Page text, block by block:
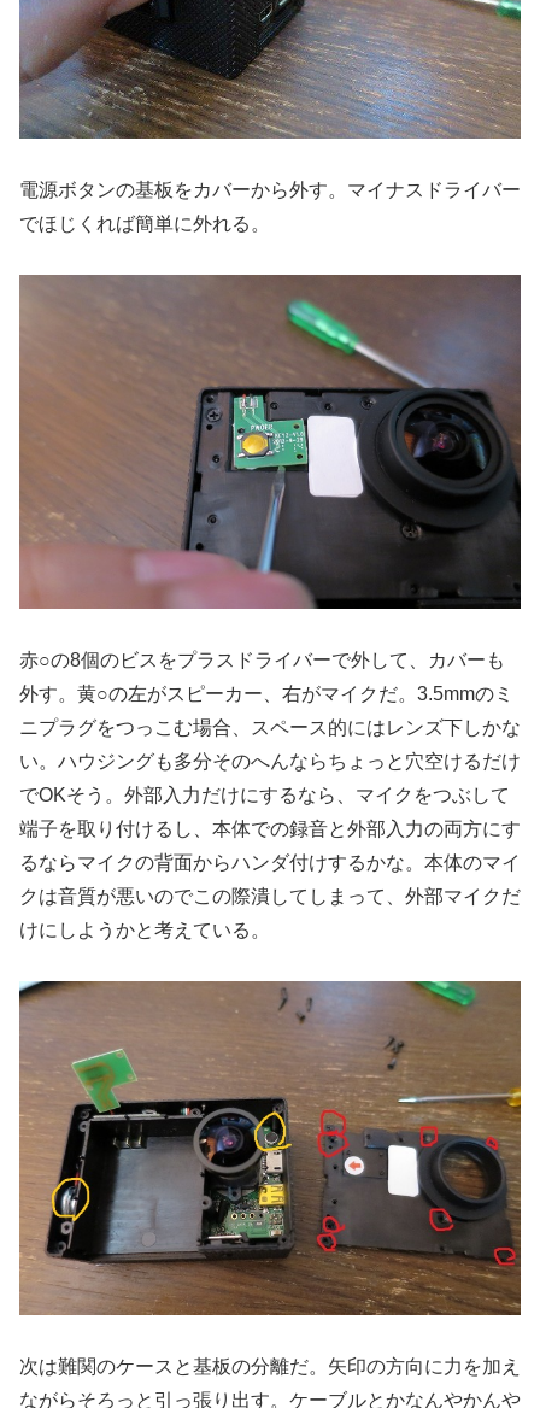
電源ボタンの基板をカバーから外す。マイナスドライバー
でほじくれば簡単に外れる。
赤○の8個のビスをプラスドライバーで外して、カバーも
外す。黄○の左がスピーカー、右がマイクだ。3.5mmのミ
ニプラグをつっこむ場合、スペース的にはレンズ下しかな
い。ハウジングも多分そのへんならちょっと穴空けるだけ
でOKそう。外部入力だけにするなら、マイクをつぶして
端子を取り付けるし、本体での録音と外部入力の両方にす
るならマイクの背面からハンダ付けするかな。本体のマイ
クは音質が悪いのでこの際潰してしまって、外部マイクだ
けにしようかと考えている。
次は難関のケースと基板の分離だ。矢印の方向に力を加え
ながらそろっと引っ張り出す。ケーブルとかなんやかんや